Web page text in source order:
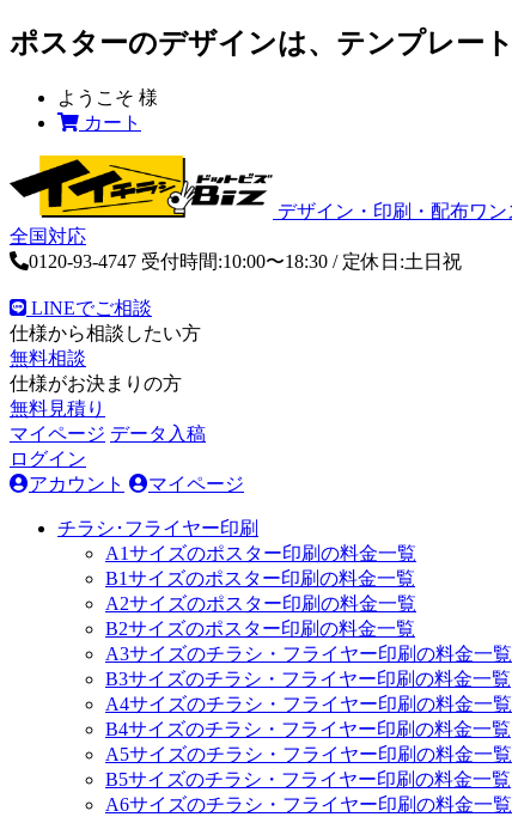
ポスターのデザインは、テンプレー
ようこそ 様
カート
デザイン・印刷・配布ワン
全国対応
0120-93-4747 受付時間:10:00〜18:30 / 定休日:土日祝
LINEでご相談
仕様から相談したい方
無料相談
仕様がお決まりの方
無料見積り
マイページ データ入稿
ログイン
アカウント
マイページ
チラシ･フライヤー印刷
A1サイズのポスター印刷の料金一覧
B1サイズのポスター印刷の料金一覧
A2サイズのポスター印刷の料金一覧
B2サイズのポスター印刷の料金一覧
A3サイズのチラシ・フライヤー印刷の料金一覧
B3サイズのチラシ・フライヤー印刷の料金一覧
A4サイズのチラシ・フライヤー印刷の料金一覧
B4サイズのチラシ・フライヤー印刷の料金一覧
A5サイズのチラシ・フライヤー印刷の料金一覧
B5サイズのチラシ・フライヤー印刷の料金一覧
A6サイズのチラシ・フライヤー印刷の料金一覧